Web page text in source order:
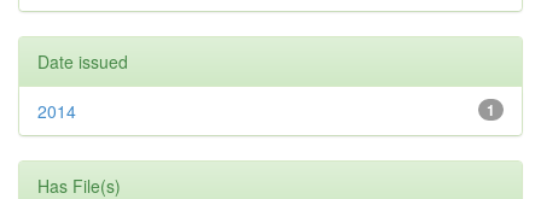
Date issued
1
2014
Has File(s)